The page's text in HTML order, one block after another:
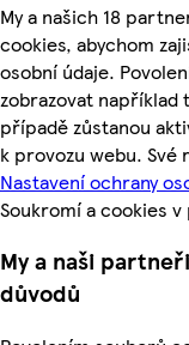
My a našich 18
cookies, abychom
osobní údaje.
zobrazovat například
případě zůstanou
k provozu webu. Své
Nastavení ochrany
Soukromí a cookies
My a naši
důvodů